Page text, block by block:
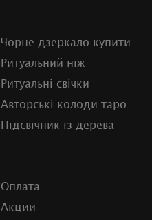
Чорне дзеркало купити
Ритуальний ніж
Ритуальні свічки
Авторські колоди таро
Підсвічник із дерева
Оплата
Акции